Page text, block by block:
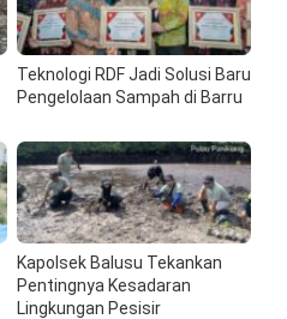
Teknologi RDF Jadi Solusi Baru
Pengelolaan Sampah di Barru
Kapolsek Balusu Tekankan
Pentingnya Kesadaran
Lingkungan Pesisir